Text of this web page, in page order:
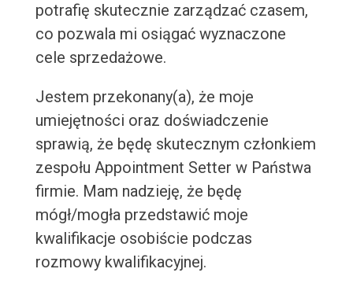
potrafię skutecznie zarządzać czasem,
co pozwala mi osiągać wyznaczone
cele sprzedażowe.
Jestem przekonany(a), że moje
umiejętności oraz doświadczenie
sprawią, że będę skutecznym członkiem
zespołu Appointment Setter w Państwa
firmie. Mam nadzieję, że będę
mógł/mogła przedstawić moje
kwalifikacje osobiście podczas
rozmowy kwalifikacyjnej.